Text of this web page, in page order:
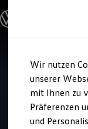
Hauptinhalt
springen
Footer
springen
Modelle und
Modelle
ENERGY
SUV und
Kombis
Verkauf und
Bonn
Wir nutzen
unserer
mit Ihnen zu
Präferenzen
und